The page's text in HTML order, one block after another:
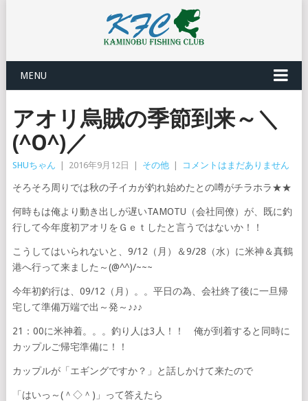
MENU
アオリ烏賊の季節到来～＼
(^O^)／
SHUちゃん 2016年9月12日 その他 コメントはまだありません
そろそろ周りでは秋の子イカが釣れ始めたとの噂がチラホラ★★
何時もは俺より動き出しが遅いTAMOTU（会社同僚）が、既に釣
行して今年度初アオリをＧｅｔしたと言うではないか！！
こうしてはいられないと、9/12（月）＆9/28（水）に米神＆真鶴
港へ行って来ました～(@^^)/~~~
今年初釣行は、09/12（月）。。平日の為、会社終了後に一旦帰
宅して準備万端で出～発～♪♪♪
21：00に米神着。。。釣り人は3人！！ 俺が到着すると同時に
カップルご帰宅準備に！！
カップルが「エギングですか？」と話しかけて来たので
「はいっ～(＾◇＾)」って答えたら